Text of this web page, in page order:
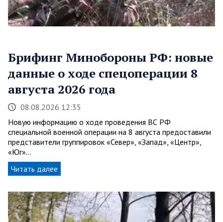
Брифинг Минобороны РФ: новые
данные о ходе спецоперации 8
августа 2026 года
08.08.2026 12:35
Новую информацию о ходе проведения ВС РФ
специальной военной операции на 8 августа предоставили
представители группировок «Север», «Запад», «Центр»,
«Юг»…
Читать далее